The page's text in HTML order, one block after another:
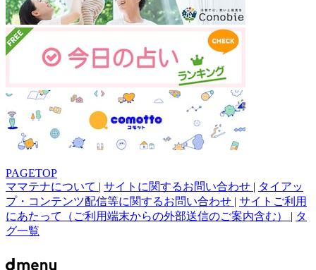
PAGETOP
ママテナについて | サイトに関するお問い合わせ | タイアッ
プ・コンテンツ配信等に関するお問い合わせ | サイトご利用
にあたって（ご利用端末からの外部送信のご案内含む） | タ
グ一覧